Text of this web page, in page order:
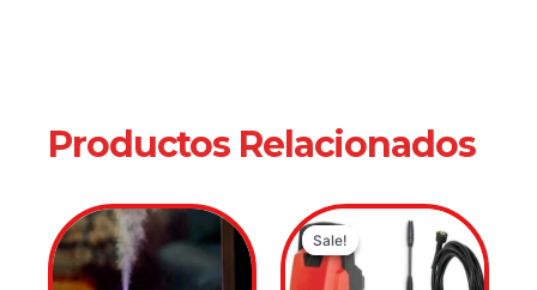
Productos Relacionados
Sale!
Sale!
Original
price
was:
Current
price
is: